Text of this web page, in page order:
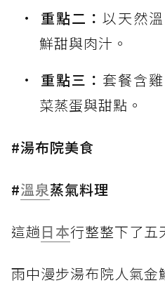
重點二：以天然
鮮甜與肉汁。
重點三： 套餐含
菜蒸蛋與甜點。
#湯布院美食
#溫泉蒸氣料理
這趟日本行整整下了五
雨中漫步湯布院人氣金